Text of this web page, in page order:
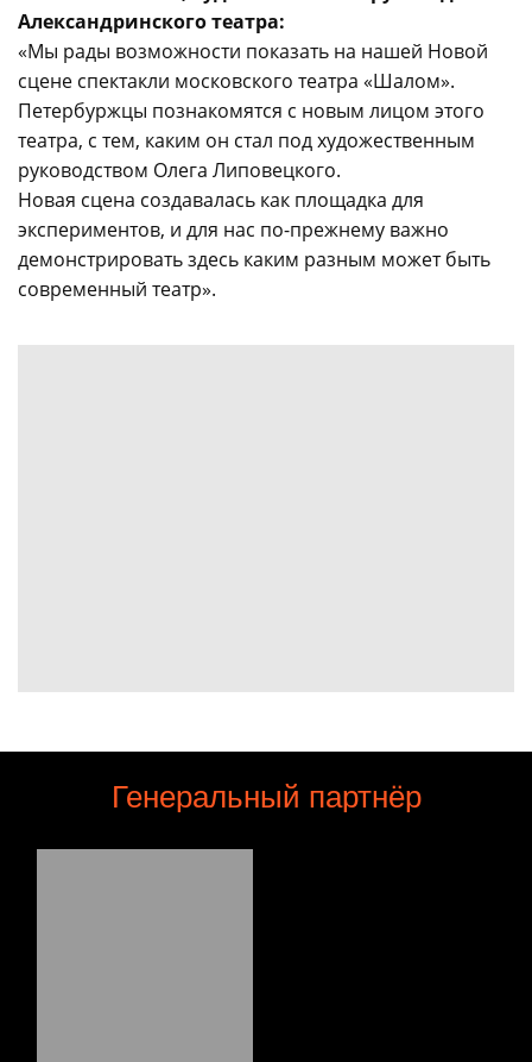
Александринского театра:
«Мы рады возможности показать на нашей Новой
сцене спектакли московского театра «Шалом».
Петербуржцы познакомятся с новым лицом этого
театра, с тем, каким он стал под художественным
руководством Олега Липовецкого.
Новая сцена создавалась как площадка для
экспериментов, и для нас по-прежнему важно
демонстрировать здесь каким разным может быть
современный театр».
Генеральный партнёр